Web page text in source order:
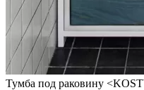
Тумба под раковину